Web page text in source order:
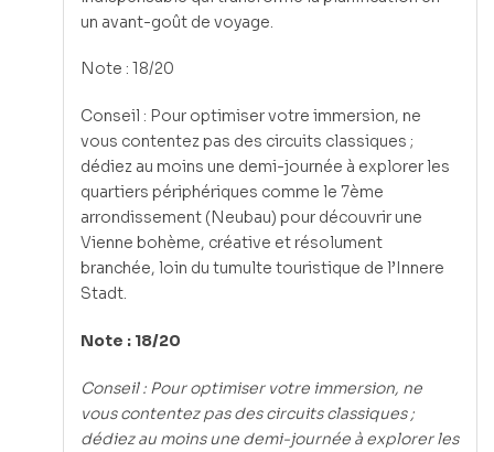
un avant-goût de voyage.
Note : 18/20
Conseil : Pour optimiser votre immersion, ne
vous contentez pas des circuits classiques ;
dédiez au moins une demi-journée à explorer les
quartiers périphériques comme le 7ème
arrondissement (Neubau) pour découvrir une
Vienne bohème, créative et résolument
branchée, loin du tumulte touristique de l’Innere
Stadt.
Note : 18/20
Conseil : Pour optimiser votre immersion, ne
vous contentez pas des circuits classiques ;
dédiez au moins une demi-journée à explorer les